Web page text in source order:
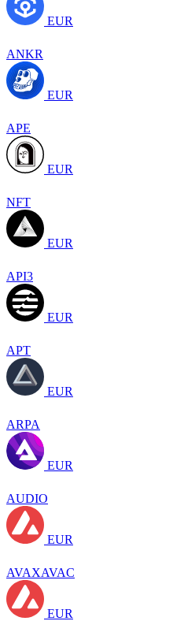
EUR
ANKR
EUR
APE
EUR
NFT
EUR
API3
EUR
APT
EUR
ARPA
EUR
AUDIO
EUR
AVAXAVAC
EUR